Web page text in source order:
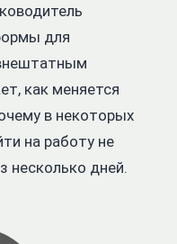
для
как меняется
в некоторых
на работу не
несколько дней.